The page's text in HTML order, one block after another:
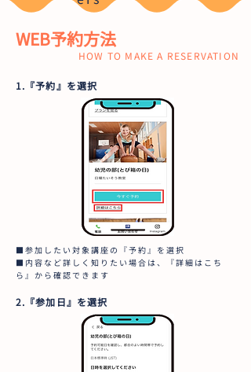
WEB予約方法
HOW TO MAKE A RESERVATION
1.『予約』を選択
■参加したい対象講座の『予約』を選択
■内容など詳しく知りたい場合は、『詳細はこち
ら』から確認できます
2.『参加日』を選択